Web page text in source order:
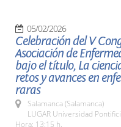
05/02/2026
Celebración del V
Asociación de
bajo el título, La
retos y avances en
raras
Salamanca (Salamanca)
LUGAR Universidad
Hora: 13:15 h.